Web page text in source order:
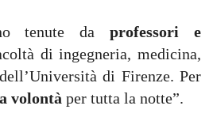
tenute daprofessori e
di ingegneria, medicina,
di Firenze. Per
volontà per tutta la notte”.